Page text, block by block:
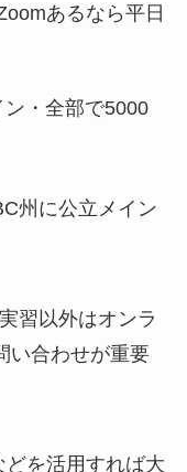
あるなら平日
・全部で5000
州に公立メイン
習以外はオンラ
い合わせが重要
を活用すれば大